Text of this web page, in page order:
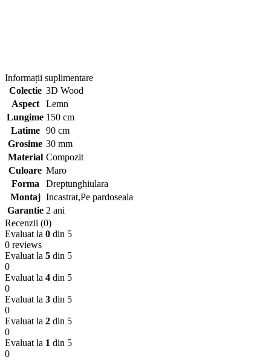
Informații suplimentare
Colectie 3D Wood
Aspect
Lemn
Lungime 150 cm
Latime
90 cm
Grosime 30 mm
Material Compozit
Culoare Maro
Forma
Dreptunghiulara
Montaj Incastrat,Pe pardoseala
Garantie 2 ani
Recenzii (0)
Evaluat la 0 din 5
0 reviews
Evaluat la 5 din 5
0
Evaluat la 4 din 5
0
Evaluat la 3 din 5
0
Evaluat la 2 din 5
0
Evaluat la 1 din 5
0